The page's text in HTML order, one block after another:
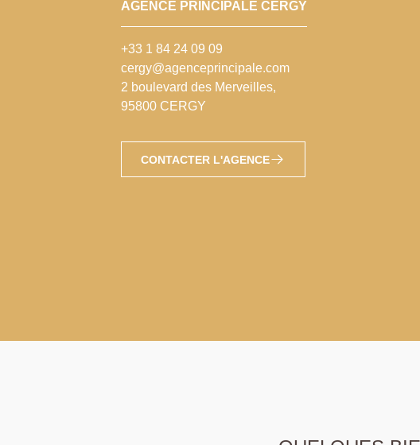
AGENCE PRINCIPALE CERGY
+33 1 84 24 09 09
cergy@agenceprincipale.com
2 boulevard des Merveilles,
95800 CERGY
CONTACTER L'AGENCE